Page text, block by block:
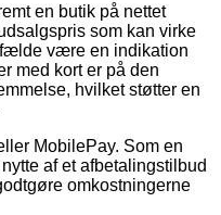
en butik på nettet
som kan virke
være en indikation
med kort er på den
hvilket støtter en
MobilePay. Som en
af et afbetalingstilbud
omkostningerne